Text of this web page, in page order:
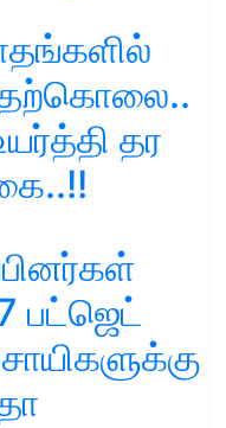
தற்கொலை..
தர
பட்ஜெட்